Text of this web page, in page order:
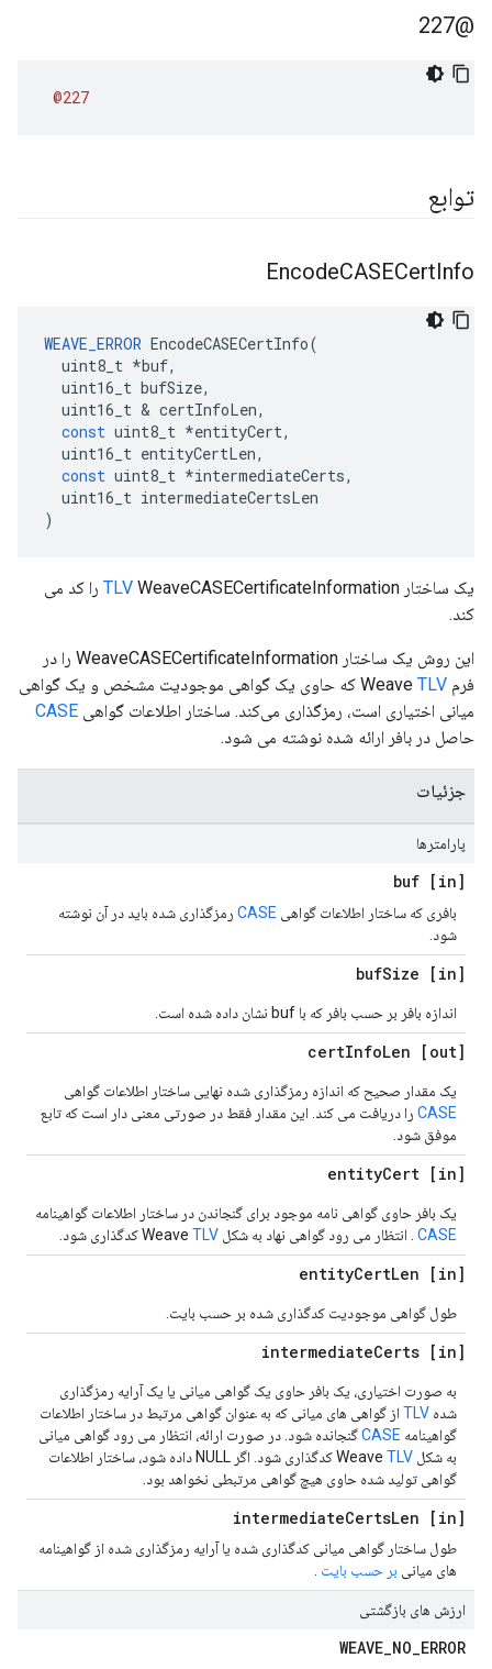
@227
@227
توابع
EncodeCASECertInfo
WEAVE_ERROR EncodeCASECertInfo(
uint8_t *buf,
uint16_t bufSize,
uint16_t & certInfoLen,
const uint8_t *entityCert,
uint16_t entityCertLen,
const uint8_t *intermediateCerts,
uint16_t intermediateCertsLen
)
یک ساختار TLV WeaveCASECertificateInformation را کد می
کند.
این روش یک ساختار WeaveCASECertificateInformation را در
فرم Weave TLV
که حاوی یک گواهی موجودیت مشخص و یک گواهی
میانی اختیاری است، رمزگذاری می‌کند. ساختار اطلاعات گواهی CASE
حاصل در بافر ارائه شده نوشته می شود.
جزئیات
پارامترها
[in] buf
بافری که ساختار اطلاعات گواهی CASE رمزگذاری شده باید در آن نوشته
شود.
[in] buf
Size
اندازه بافر بر حسب بافر که با buf نشان داده شده است.
[out] cert
InfoLen
یک مقدار صحیح که اندازه رمزگذاری شده نهایی ساختار اطلاعات گواهی
CASE را دریافت می کند. این مقدار فقط در صورتی معنی دار است که تابع
موفق شود.
[in] entity
Cert
یک بافر حاوی گواهی نامه موجود برای گنجاندن در ساختار اطلاعات گواهینامه
CASE . انتظار می رود گواهی نهاد به شکل Weave TLV کدگذاری شود.
[in] entity
CertLen
طول گواهی موجودیت کدگذاری شده بر حسب بایت.
[in] intermediate
Certs
به صورت اختیاری، یک بافر حاوی یک گواهی میانی یا یک آرایه رمزگذاری
شده TLV از گواهی های میانی که به عنوان گواهی مرتبط در ساختار اطلاعات
گواهینامه CASEگنجانده شود. در صورت ارائه، انتظار می رود گواهی میانی
به شکل Weave TLV
کدگذاری شود. اگر NULL داده شود، ساختار اطلاعات
گواهی تولید شده حاوی هیچ گواهی مرتبطی نخواهد بود.
[in] intermediate
CertsLen
طول ساختار گواهی میانی کدگذاری شده یا آرایه رمزگذاری شده از گواهینامه
های میانی بر حسب بایت
ارزش های بازگشتی
WEAVE_NO_ERROR